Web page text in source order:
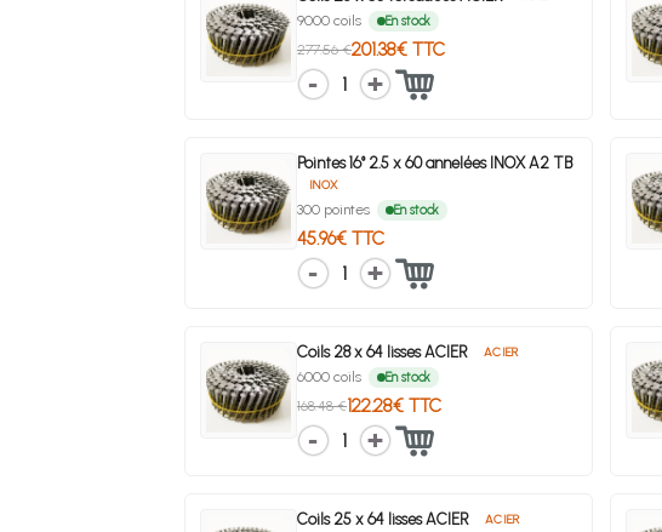
9000 coils En stock
277.56 €201.38€ TTC
1
Pointes 16° 2.5 x 60 annelées INOX A2 TB
INOX
300 pointes En stock
45.96€ TTC
1
Coils 28 x 64 lisses ACIER ACIER
6000 coils En stock
168.48 €122.28€ TTC
1
Coils 25 x 64 lisses ACIER ACIER